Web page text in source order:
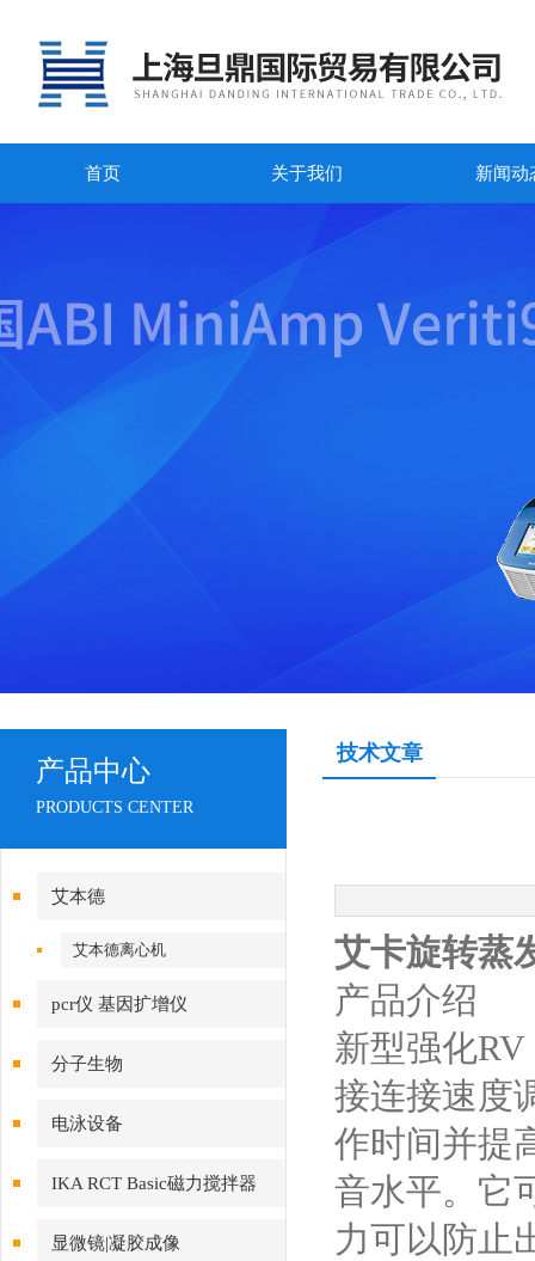
首页 关于我们 新闻动
产品中心
PRODUCTS CENTER
艾本德
艾本德离心机
pcr仪 基因扩增仪
分子生物
电泳设备
IKA RCT Basic磁力搅拌器
显微镜|凝胶成像
技术文章
艾卡旋转蒸
产品介绍
新型强化
接连接速度
作时间并提
音水平。它
力可以防止